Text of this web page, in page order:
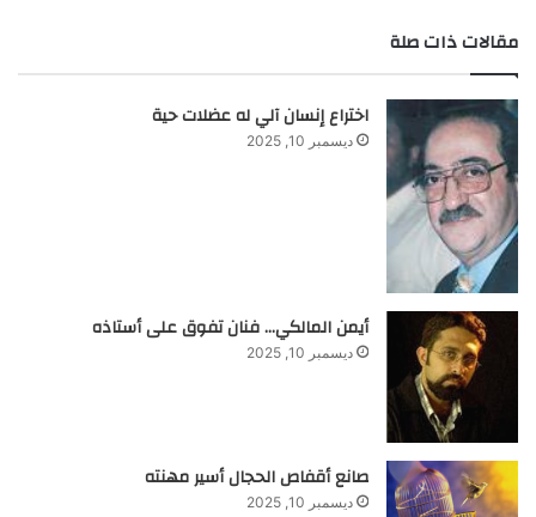
مقالات ذات صلة
اختراع إنسان آلي له عضلات حية
ديسمبر 10, 2025
أيمن المالكي… فنان تفوق على أستاذه
ديسمبر 10, 2025
صانع أقفاص الحجال أسير مهنته
ديسمبر 10, 2025